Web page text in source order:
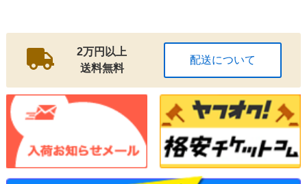
2万円以上
送料無料
配送について